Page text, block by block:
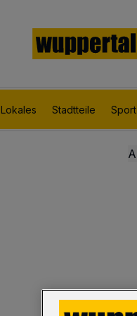
Lokales Stadtteile Sport